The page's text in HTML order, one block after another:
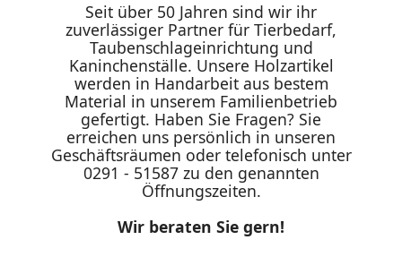
Seit über 50 Jahren sind wir ihr
zuverlässiger Partner für Tierbedarf,
Taubenschlageinrichtung und
Kaninchenställe. Unsere Holzartikel
werden in Handarbeit aus bestem
Material in unserem Familienbetrieb
gefertigt. Haben Sie Fragen? Sie
erreichen uns persönlich in unseren
Geschäftsräumen oder telefonisch unter
0291 - 51587 zu den genannten
Öffnungszeiten.
Wir beraten Sie gern!